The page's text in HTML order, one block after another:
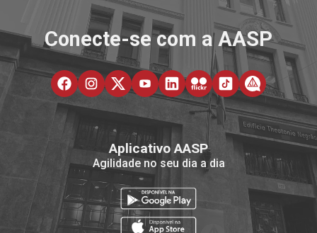
Conecte-se com a AASP
Aplicativo AASP
Agilidade no seu dia a dia